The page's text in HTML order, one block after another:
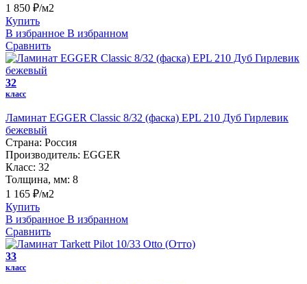
1 850 ₽/м2
Купить
В избранное В избранном
Сравнить
32
класс
Ламинат EGGER Classic 8/32 (фаска) EPL 210 Дуб Гирлевик
бежевый
Страна: Россия
Производитель: EGGER
Класс: 32
Толщина, мм: 8
1 165 ₽/м2
Купить
В избранное В избранном
Сравнить
33
класс